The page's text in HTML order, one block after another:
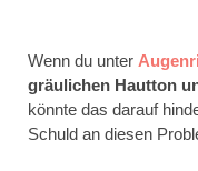
Wenn du unter
gräulichen Hautton
könnte das darauf
Schuld an diesen